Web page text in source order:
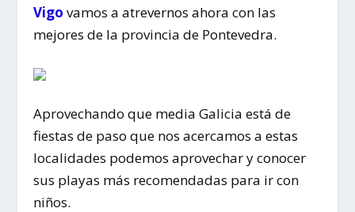
Vigo vamos a atrevernos ahora con las
mejores de la provincia de Pontevedra.
Aprovechando que media Galicia está de
fiestas de paso que nos acercamos a estas
localidades podemos aprovechar y conocer
sus playas más recomendadas para ir con
niños.